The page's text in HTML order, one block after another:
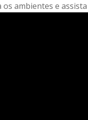
os ambientes e